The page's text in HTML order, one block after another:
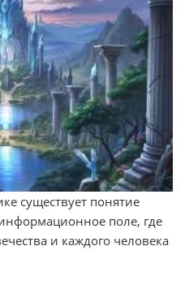
существует понятие
поле, где
и каждого человека